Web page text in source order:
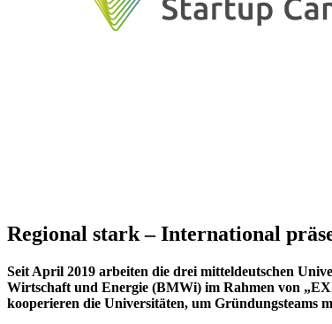
Regional stark – International
Seit April 2019 arbeiten die drei mitteldeutschen
Wirtschaft und Energie (BMWi) im Rahmen von
kooperieren die Universitäten, um Gründungsteams